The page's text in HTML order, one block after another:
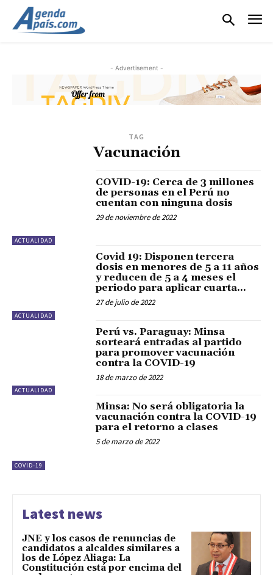
- Advertisement -
TAG
Vacunación
ACTUALIDAD
COVID-19: Cerca de 3 millones
de personas en el Perú no
cuentan con ninguna dosis
29 de noviembre de 2022
ACTUALIDAD
Covid 19: Disponen tercera
dosis en menores de 5 a 11 años
y reducen de 5 a 4 meses el
periodo para aplicar cuarta...
27 de julio de 2022
ACTUALIDAD
Perú vs. Paraguay: Minsa
sorteará entradas al partido
para promover vacunación
contra la COVID-19
18 de marzo de 2022
COVID-19
Minsa: No será obligatoria la
vacunación contra la COVID-19
para el retorno a clases
5 de marzo de 2022
Latest news
JNE y los casos de renuncias de
candidatos a alcaldes similares a
los de López Aliaga: La
Constitución está por encima del